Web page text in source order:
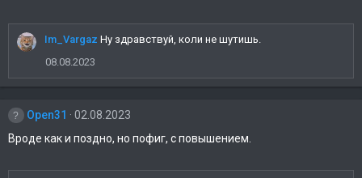
Im_Vargaz Ну здравствуй, коли не шутишь.
08.08.2023
Open31
02.08.2023
Вроде как и поздно, но пофиг, с повышением.